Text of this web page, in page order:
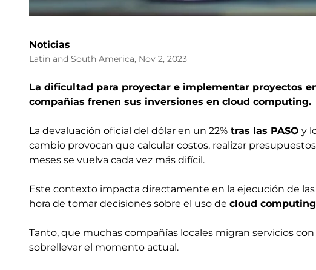
Noticias
Latin and South America, Nov 2, 2023
La dificultad para proyectar e implementar proyectos
compañías frenen sus inversiones en cloud computing.
La devaluación oficial del dólar en un 22% tras las PASO y
cambio provocan que calcular costos, realizar
meses se vuelva cada vez más difícil.
Este contexto impacta directamente en la ejecución de las
hora de tomar decisiones sobre el uso de cloud
Tanto, que muchas compañías locales migran servicios con
sobrellevar el momento actual.